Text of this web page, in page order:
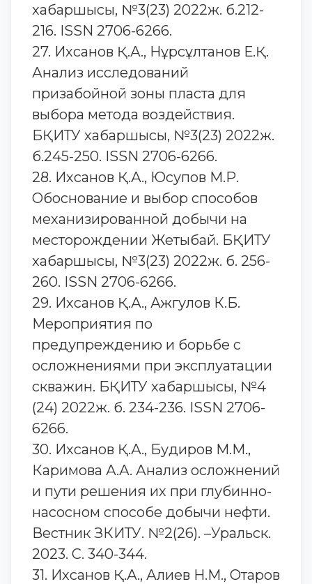
хабаршысы, №3(23) 2022ж. б.212-
216. ISSN 2706-6266.
27. Ихсанов Қ.А., Нұрсұлтанов Е.Қ.
Анализ исследований
призабойной зоны пласта для
выбора метода воздействия.
БҚИТУ хабаршысы, №3(23) 2022ж.
б.245-250. ISSN 2706-6266.
28. Ихсанов Қ.А., Юсупов М.Р.
Обоснование и выбор способов
механизированной добычи на
месторождении Жетыбай. БҚИТУ
хабаршысы, №3(23) 2022ж. б. 256-
260. ISSN 2706-6266.
29. Ихсанов Қ.А., Ажгулов К.Б.
Мероприятия по
предупреждению и борьбе с
осложнениями при эксплуатации
скважин. БҚИТУ хабаршысы, №4
(24) 2022ж. б. 234-236. ISSN 2706-
6266.
30. Ихсанов Қ.А., Будиров М.М.,
Каримова А.А. Анализ осложнений
и пути решения их при глубинно-
насосном способе добычи нефти.
Вестник ЗКИТУ. №2(26). –Уральск.
2023. С. 340-344.
31. Ихсанов Қ.А., Алиев Н.М., Отаров